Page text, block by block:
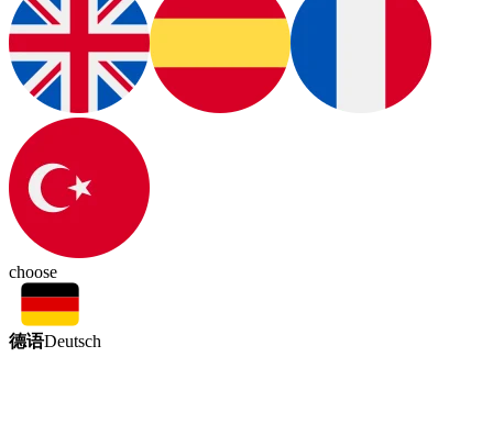
choose
德语Deutsch